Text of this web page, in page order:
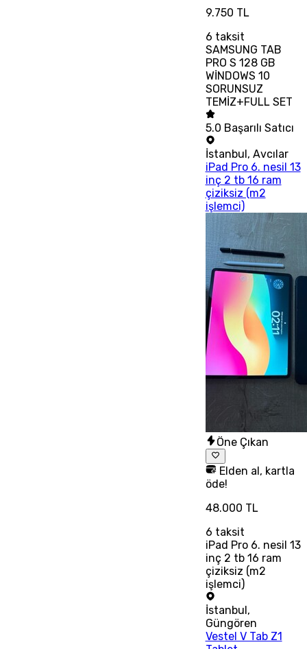
9.750 TL
6 taksit
SAMSUNG TAB
PRO S 128 GB
WİNDOWS 10
SORUNSUZ
TEMİZ+FULL SET
5.0 Başarılı Satıcı
İstanbul, Avcılar
iPad Pro 6. nesil 13
inç 2 tb 16 ram
çiziksiz (m2
işlemci)
Öne Çıkan
Elden al, kartla
öde!
48.000 TL
6 taksit
iPad Pro 6. nesil 13
inç 2 tb 16 ram
çiziksiz (m2
işlemci)
İstanbul ,
Güngören
Vestel V Tab Z1